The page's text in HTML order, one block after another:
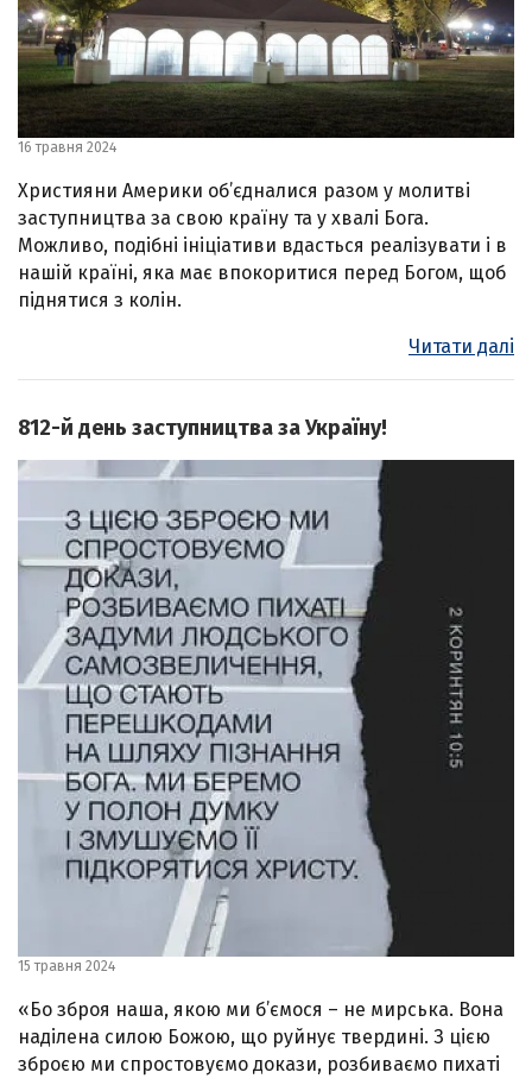
16 травня 2024
Християни Америки об’єдналися разом у молитві
заступництва за свою країну та у хвалі Бога.
Можливо, подібні ініціативи вдасться реалізувати і в
нашій країні, яка має впокоритися перед Богом, щоб
піднятися з колін.
Читати далі
812-й день заступництва за Україну!
15 травня 2024
«Бо зброя наша, якою ми б’ємося – не мирська. Вона
наділена силою Божою, що руйнує твердині. З цією
зброєю ми спростовуємо докази, розбиваємо пихаті